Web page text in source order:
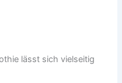
lässt sich vielseitig